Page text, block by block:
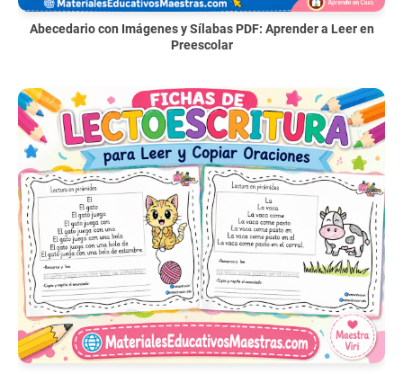
Abecedario con Imágenes y Sílabas PDF: Aprender a Leer en
Preescolar